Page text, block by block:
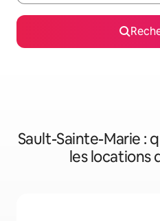
Sault-Sainte-Marie :
les locations